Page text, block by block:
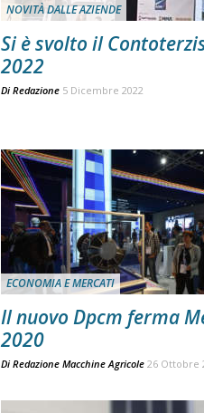
NOVITÀ DALLE AZIENDE
Si è svolto il
2022
Di Redazione 5 Dicembre 2022
ECONOMIA E MERCATI
Il nuovo Dpcm ferma
2020
Di Redazione Macchine Agricole 26 Ottobre